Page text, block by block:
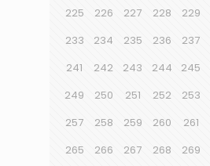
225
226 227 228 229
233
234 235 236 237
241
242 243 244 245
249
250 251 252 253
257
258 259 260 261
265
266 267 268 269